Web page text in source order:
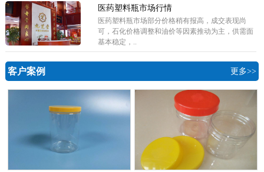
医药塑料瓶市场行情
医药塑料瓶市场部分价格稍有报高，成交表现尚
可，石化价格调整和油价等因素推动为主，供需面
基本稳定，..
客户案例 更多>>